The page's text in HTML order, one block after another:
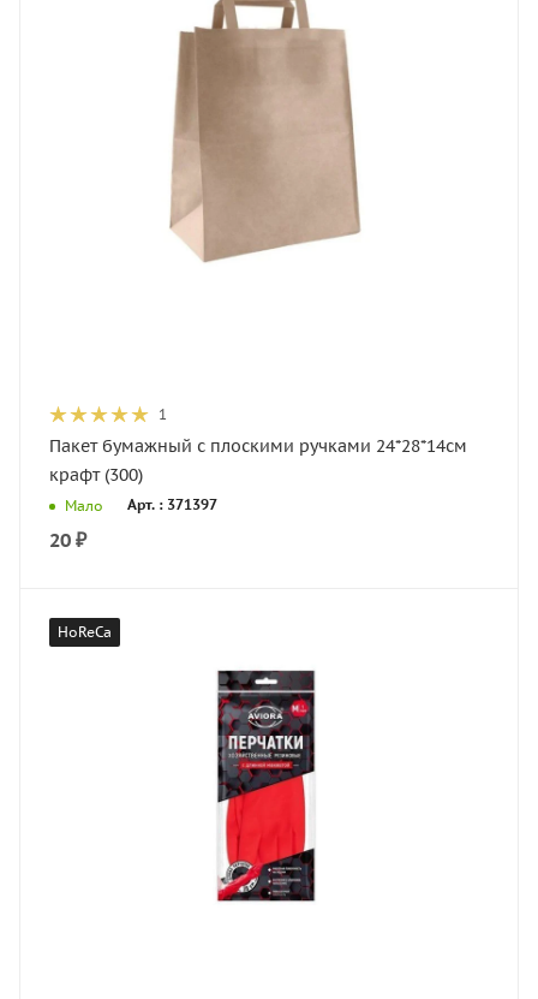
1
Пакет бумажный с плоскими ручками 24*28*14см
крафт (300)
Мало Арт. : 371397
20 ₽
HoReCa